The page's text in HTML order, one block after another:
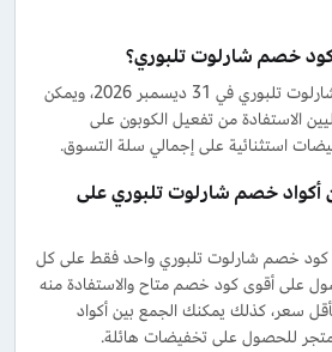
خصم شارلوت تلبوري؟
تنتهي صلاحية كود خصم شارلوت تلبوري في 31 ديسمبر 2026، ويمكن
الاستفادة من تفعيل الكوبون على
استثنائية على إجمالي سلة التسوق.
أكواد خصم شارلوت تلبوري على
كود خصم شارلوت تلبوري واحد فقط على كل
على أقوى كود خصم متاح والاستفادة منه
سعر، كذلك يمكنك الجمع بين أكواد
للحصول على تخفيضات هائلة.